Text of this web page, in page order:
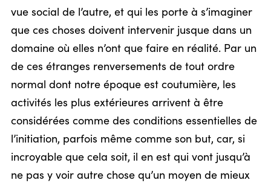
vue social de l’autre, et qui les porte à s’imaginer
que ces choses doivent intervenir jusque dans un
domaine où elles n’ont que faire en réalité. Par un
de ces étranges renversements de tout ordre
normal dont notre époque est coutumière, les
activités les plus extérieures arrivent à être
considérées comme des conditions essentielles de
l’initiation, parfois même comme son but, car, si
incroyable que cela soit, il en est qui vont jusqu’à
ne pas y voir autre chose qu’un moyen de mieux